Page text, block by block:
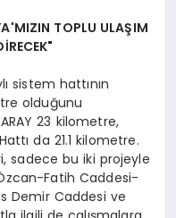
TOPLU ULAŞIM
sistem hattının
olduğunu
23 kilometre,
da 21.1 kilometre.
sadece bu iki projeyle
Fatih Caddesi-
Demir Caddesi ve